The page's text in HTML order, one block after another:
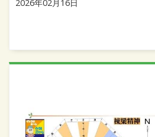
2026年02月16日